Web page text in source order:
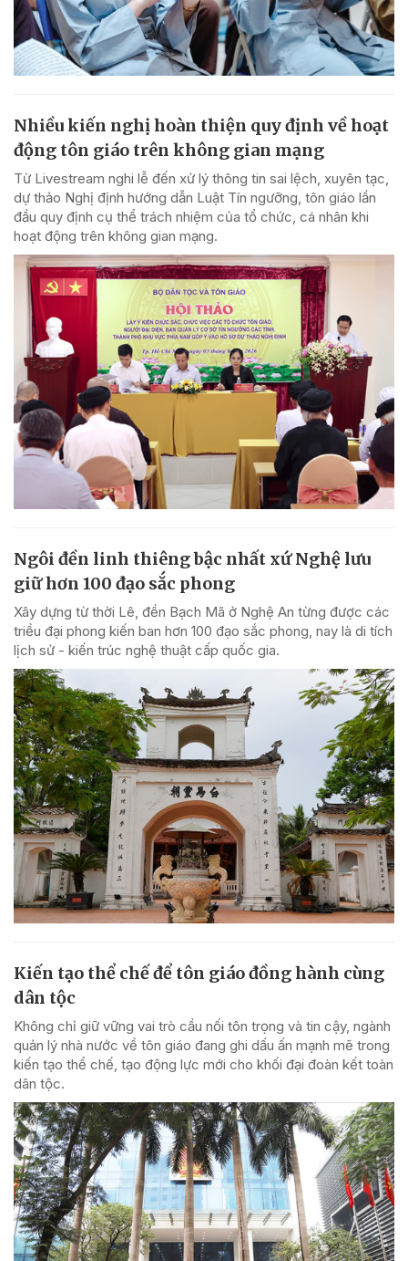
Nhiều kiến nghị hoàn thiện quy định về hoạt
động tôn giáo trên không gian mạng
Từ Livestream nghi lễ đến xử lý thông tin sai lệch, xuyên tạc,
dự thảo Nghị định hướng dẫn Luật Tín ngưỡng, tôn giáo lần
đầu quy định cụ thể trách nhiệm của tổ chức, cá nhân khi
hoạt động trên không gian mạng.
Ngôi đền linh thiêng bậc nhất xứ Nghệ lưu
giữ hơn 100 đạo sắc phong
Xây dựng từ thời Lê, đền Bạch Mã ở Nghệ An từng được các
triều đại phong kiến ban hơn 100 đạo sắc phong, nay là di tích
lịch sử - kiến trúc nghệ thuật cấp quốc gia.
Kiến tạo thể chế để tôn giáo đồng hành cùng
dân tộc
Không chỉ giữ vững vai trò cầu nối tôn trọng và tin cậy, ngành
quản lý nhà nước về tôn giáo đang ghi dấu ấn mạnh mẽ trong
kiến tạo thể chế, tạo động lực mới cho khối đại đoàn kết toàn
dân tộc.